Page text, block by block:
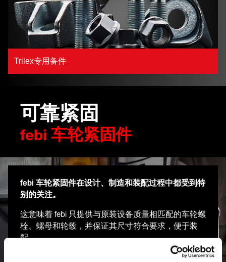
Trilex专用备件
可靠紧固
febi 车轮紧固件
febi 车轮紧固件在设计、制造和装配过程中都受到特
别的关注。
这意味着 febi 只提供与原装设备质量相匹配的车轮螺
栓、螺母和轮毂，并保证其尺寸符合要求，便于装
配。
整个车轮紧固件系列都能满足对性能和使用寿命的高